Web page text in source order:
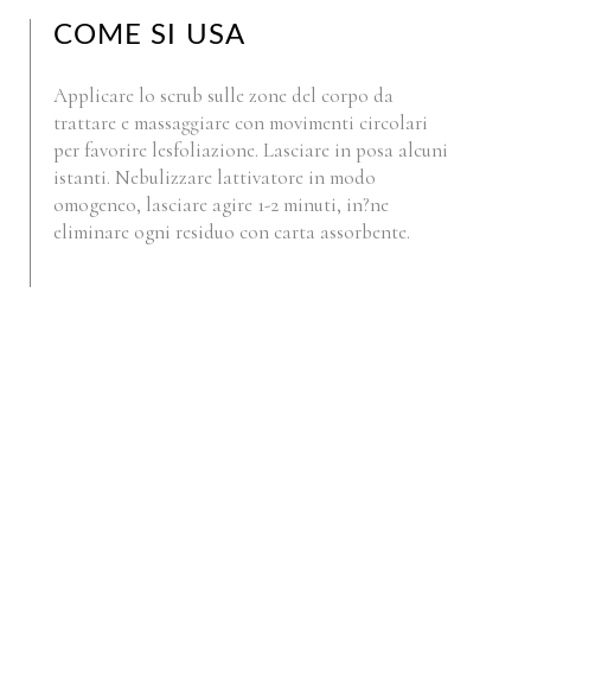
COME SI USA
Applicare lo scrub sulle zone del corpo da
trattare e massaggiare con movimenti circolari
per favorire lesfoliazione. Lasciare in posa alcuni
istanti. Nebulizzare lattivatore in modo
omogeneo, lasciare agire 1-2 minuti, in?ne
eliminare ogni residuo con carta assorbente.